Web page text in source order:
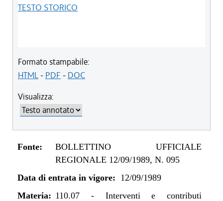
TESTO STORICO
Formato stampabile:
HTML- PDF - DOC
Visualizza:
Fonte:
BOLLETTINO UFFICIALE
REGIONALE 12/09/1989, N. 095
Data di entrata in vigore: 12/09/1989
Materia: 110.07- Interventi e contributi